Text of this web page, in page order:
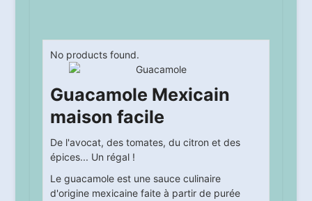
No products found.
Guacamole Mexicain
maison facile
De l'avocat, des tomates, du citron et des
épices... Un régal !
Le guacamole est une sauce culinaire
d'origine mexicaine faite à partir de purée